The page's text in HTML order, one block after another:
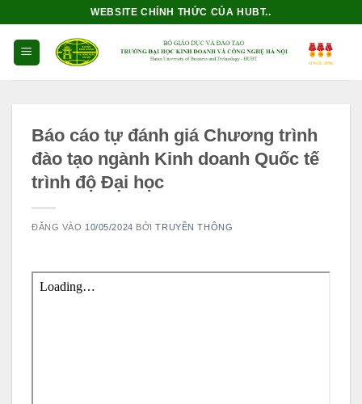
dung
WEBSITE CHÍNH THỨC CỦA HUBT..
Báo cáo tự đánh giá Chương trình
đào tạo ngành Kinh doanh Quốc tế
trình độ Đại học
ĐĂNG VÀO 10/05/2024 BỞITRUYỀN THÔNG